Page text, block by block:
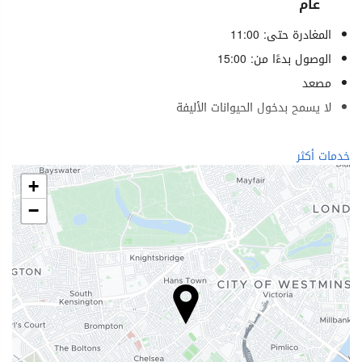
المغادرة حتى: 11:00
الوصول بدءًا من: 15:00
مصعد
لا يسمح بدخول الحيوانات الأليفة
خدمات الاستقبال
مكتب استقبال على مدار 24 ساعة
تخزين الأمتعة
الطعام والمشروبات
بار
إنترنت
واي فاي مجاني
خدمات أكثر
+
−